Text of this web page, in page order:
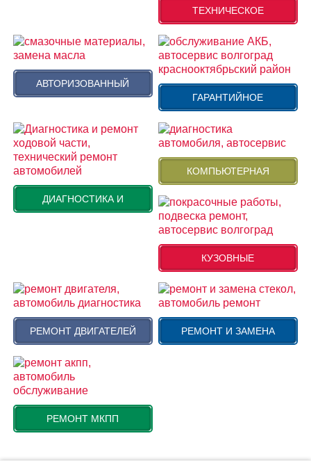
ТЕХНИЧЕСКОЕ
АВТОРИЗОВАННЫЙ
ГАРАНТИЙНОЕ
ДИАГНОСТИКА И
КОМПЬЮТЕРНАЯ
КУЗОВНЫЕ
РЕМОНТ ДВИГАТЕЛЕЙ РЕМОНТ И ЗАМЕНА
РЕМОНТ МКПП